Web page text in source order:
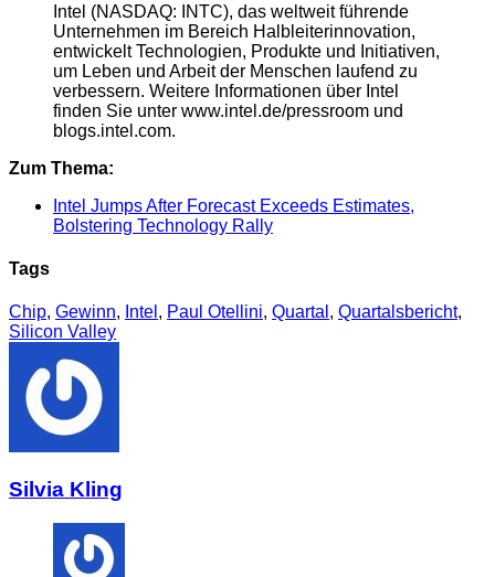
Intel (NASDAQ: INTC), das weltweit führende
Unternehmen im Bereich Halbleiterinnovation,
entwickelt Technologien, Produkte und Initiativen,
um Leben und Arbeit der Menschen laufend zu
verbessern. Weitere Informationen über Intel
finden Sie unter www.intel.de/pressroom und
blogs.intel.com.
Zum Thema:
Intel Jumps After Forecast Exceeds Estimates,
Bolstering Technology Rally
Tags
Chip, Gewinn, Intel , Paul Otellini, Quartal , Quartalsbericht,
Silicon Valley
Silvia Kling